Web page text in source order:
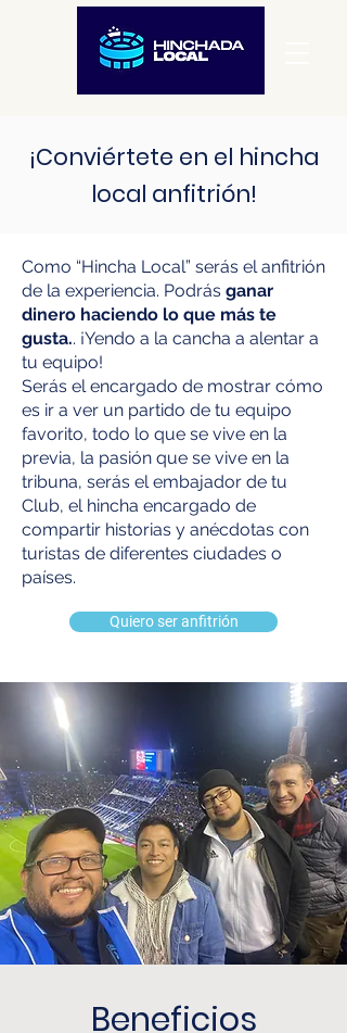
¡Conviértete en el hincha
local anfitrión!
Como “Hincha Local” serás el anfitrión
de la experiencia. Podrás ganar
dinero haciendo lo que más te
gusta.. ¡Yendo a la cancha a alentar a
tu equipo!
Serás el encargado de mostrar cómo
es ir a ver un partido de tu equipo
favorito, todo lo que se vive en la
previa, la pasión que se vive en la
tribuna, serás el embajador de tu
Club, el hincha encargado de
compartir historias y anécdotas con
turistas de diferentes ciudades o
países.
Quiero ser anfitrión
Beneficios